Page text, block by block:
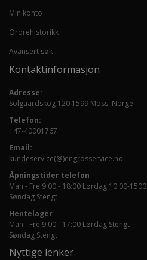
Min konto
Ordrehistorikk
Avansert søk
Kontaktinformasjon
Adresse:
Solgaardskog 120 1599 Moss, Norge
Telefon:
+47-40001767
Email:
kundeservice(@)engrosservice.no
Åpningstider telefon
Man - Fre 9:00 - 18:00 Lørdag 10.00-1500
Søndag Stengt
Hentelager
Man - Fre 9:00 - 17:00 Lørdag Stengt
Søndag Stengt
Nyttige lenker